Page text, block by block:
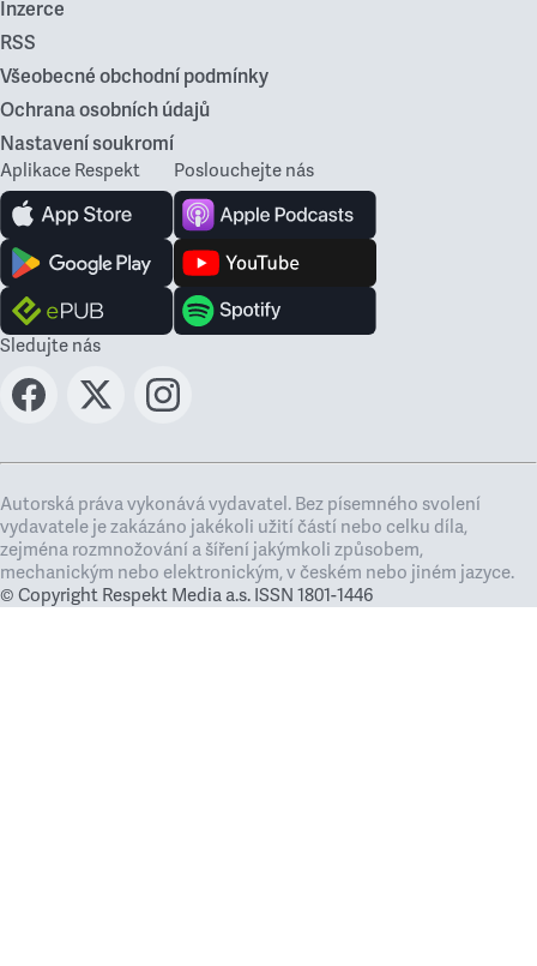
Inzerce
RSS
Všeobecné obchodní podmínky
Ochrana osobních údajů
Nastavení soukromí
Aplikace Respekt Poslouchejte nás
Sledujte nás
Autorská práva vykonává vydavatel. Bez písemného svolení
vydavatele je zakázáno jakékoli užití částí nebo celku díla,
zejména rozmnožování a šíření jakýmkoli způsobem,
mechanickým nebo elektronickým, v českém nebo jiném jazyce.
© Copyright Respekt Media a.s. ISSN 1801-1446